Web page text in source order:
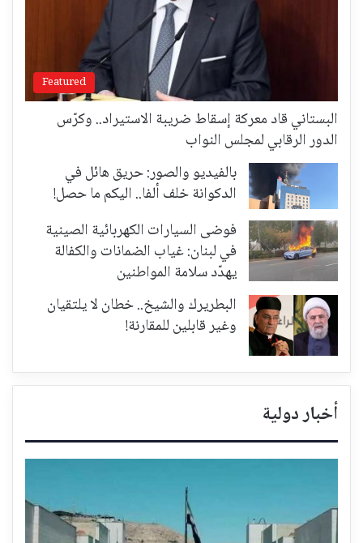
Featured
البستاني قاد معركة إسقاط ضريبة الاستيراد.. وكرّس
الدور الرقابي لمجلس النواب
بالفيديو والصور: حريق هائل في
الدكوانة خلف ألفا.. اليكم ما حصل!
فوضى السيارات الكهربائية الصينية
في لبنان: غياب الضمانات والكفالة
يهدّد سلامة المواطنين
البطريرك والشيخ.. خطان لا يلتقيان
وغير قابلين للمقارنة!
أخبار دولية